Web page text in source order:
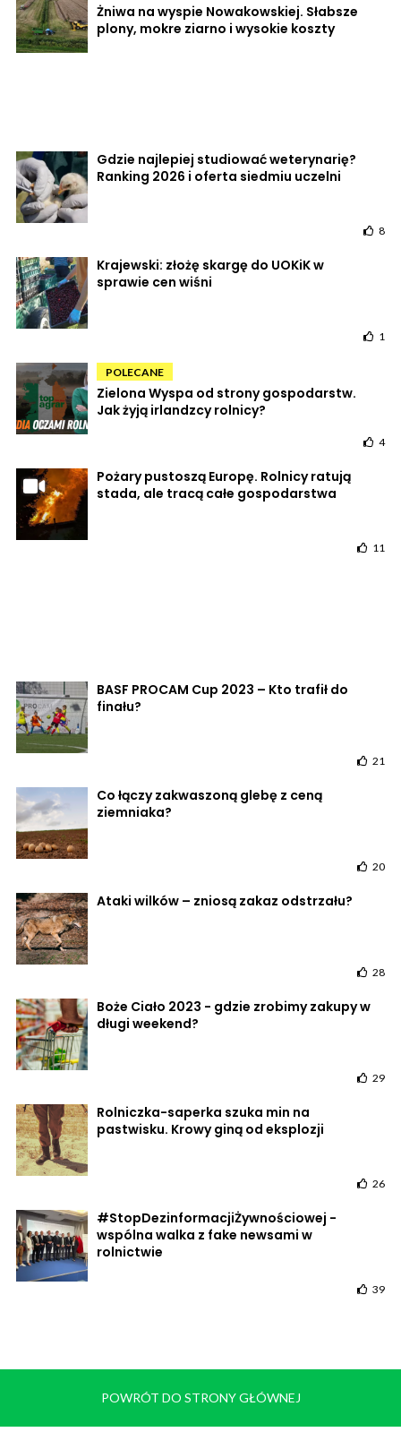
Żniwa na wyspie Nowakowskiej. Słabsze
plony, mokre ziarno i wysokie koszty
Gdzie najlepiej studiować weterynarię?
Ranking 2026 i oferta siedmiu uczelni
8
Krajewski: złożę skargę do UOKiK w
sprawie cen wiśni
1
POLECANE
Zielona Wyspa od strony gospodarstw.
Jak żyją irlandzcy rolnicy?
4
Pożary pustoszą Europę. Rolnicy ratują
stada, ale tracą całe gospodarstwa
11
BASF PROCAM Cup 2023 – Kto trafił do
finału?
21
Co łączy zakwaszoną glebę z ceną
ziemniaka?
20
Ataki wilków – zniosą zakaz odstrzału?
28
Boże Ciało 2023 - gdzie zrobimy zakupy w
długi weekend?
29
Rolniczka-saperka szuka min na
pastwisku. Krowy giną od eksplozji
26
#StopDezinformacjiŻywnościowej -
wspólna walka z fake newsami w
rolnictwie
39
POWRÓT DO STRONY GŁÓWNEJ